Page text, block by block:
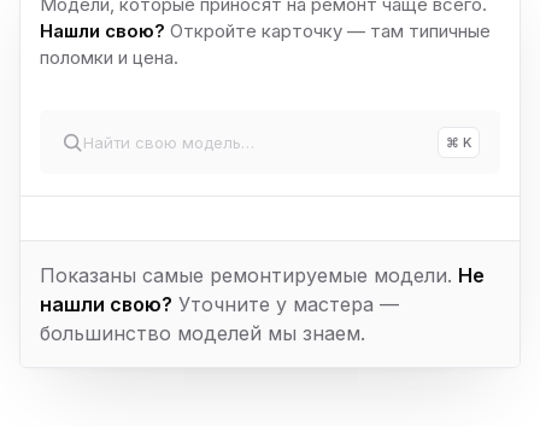
Нашли свою? Откройте карточку — там типичные
поломки и цена.
⌘ K
Показаны самые ремонтируемые модели. Не
нашли свою? Уточните у мастера —
большинство моделей мы знаем.